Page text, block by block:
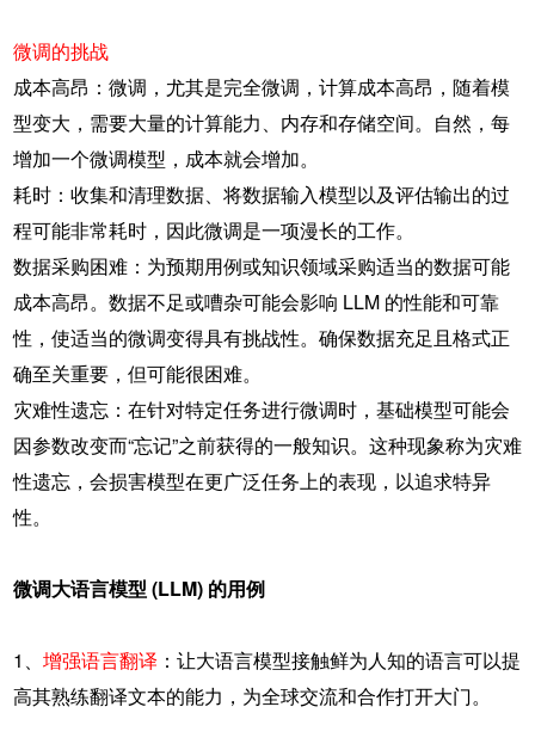
微调的挑战
成本高昂：微调，尤其是完全微调，计算成本高昂，随着模
型变大，需要大量的计算能力、内存和存储空间。自然，每
增加一个微调模型，成本就会增加。
耗时：收集和清理数据、将数据输入模型以及评估输出的过
程可能非常耗时，因此微调是一项漫长的工作。
数据采购困难：为预期用例或知识领域采购适当的数据可能
成本高昂。数据不足或嘈杂可能会影响 LLM 的性能和可靠
性，使适当的微调变得具有挑战性。确保数据充足且格式正
确至关重要，但可能很困难。
灾难性遗忘：在针对特定任务进行微调时，基础模型可能会
因参数改变而“忘记”之前获得的一般知识。这种现象称为灾难
性遗忘，会损害模型在更广泛任务上的表现，以追求特异
性。
微调大语言模型 (LLM) 的用例
1、 增强语言翻译 ：让大语言模型接触鲜为人知的语言可以提
高其熟练翻译文本的能力，为全球交流和合作打开大门。